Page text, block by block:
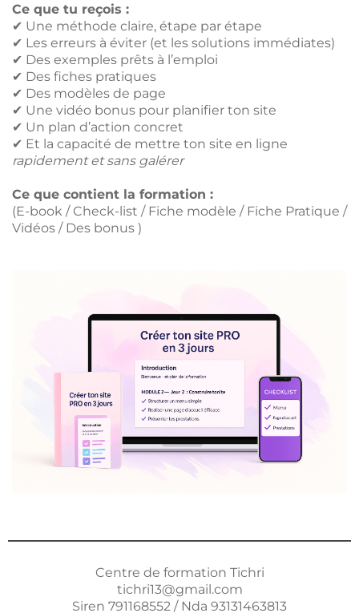
Ce que tu reçois :
✔ Une méthode claire, étape par étape
✔ Les erreurs à éviter (et les solutions immédiates)
✔ Des exemples prêts à l’emploi
✔ Des fiches pratiques
✔ Des modèles de page
✔ Une vidéo bonus pour planifier ton site
✔ Un plan d’action concret
✔ Et la capacité de mettre ton site en ligne
rapidement et sans galérer
Ce que contient la formation :
(E-book / Check-list / Fiche modèle / Fiche Pratique /
Vidéos / Des bonus )
Centre de formation Tichri
tichri13@gmail.com
Siren 791168552 / Nda 93131463813